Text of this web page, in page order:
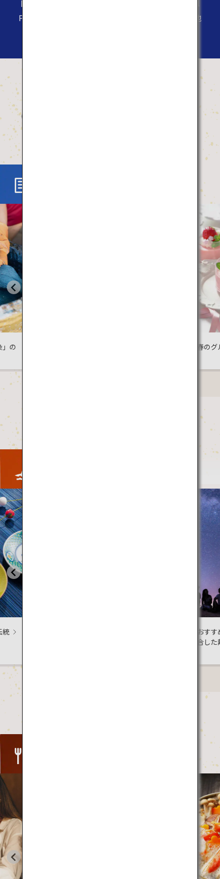
日本の魅力や情報を発信するサイト「Japan Travel
Planner」
自然や食、アクティビティを通して、各地
れる、森
日本
景色
体を元気
ウィ
日本
くそう